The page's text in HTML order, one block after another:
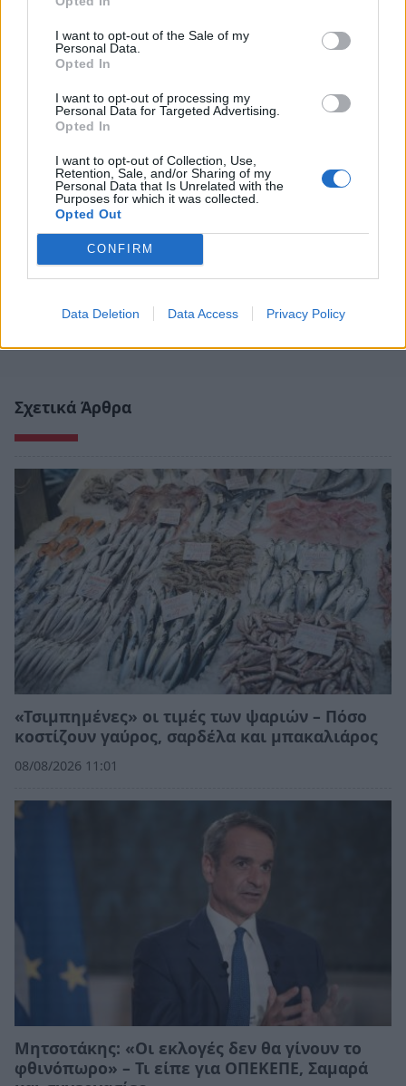
I want to opt-out of the Sale of my
Personal Data.
Opted In
I want to opt-out of processing my
Personal Data for Targeted Advertising.
Opted In
I want to opt-out of Collection, Use,
Retention, Sale, and/or Sharing of my
Personal Data that Is Unrelated with the
Purposes for which it was collected.
Opted Out
CONFIRM
Data Deletion Data Access Privacy Policy
Σχετικά Άρθρα
«Τσιμπημένες» οι τιμές των ψαριών – Πόσο
κοστίζουν γαύρος, σαρδέλα και μπακαλιάρος
08/08/2026 11:01
Μητσοτάκης: «Οι εκλογές δεν θα γίνουν το
φθινόπωρο» – Τι είπε για ΟΠΕΚΕΠΕ, Σαμαρά